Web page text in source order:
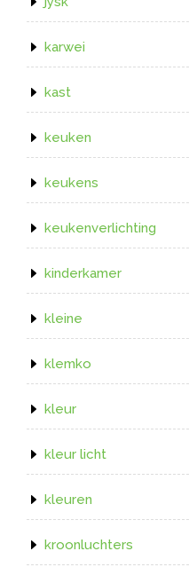
karwei
kast
keuken
keukens
keukenverlichting
kinderkamer
kleine
klemko
kleur
kleur licht
kleuren
kroonluchters